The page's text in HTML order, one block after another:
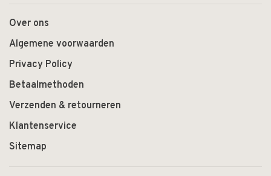
Over ons
Algemene voorwaarden
Privacy Policy
Betaalmethoden
Verzenden & retourneren
Klantenservice
Sitemap